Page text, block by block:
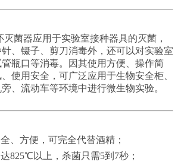
菌器应用于实验室接种器具的灭菌，
、镊子、剪刀消毒外，还可以对实验室
瓶口等消毒。因其使用方便、操作简
使用安全，可广泛应用于生物安全柜、
、流动车等环境中进行微生物实验。
、方便，可完全代替酒精；
825℃以上，杀菌只需5到7秒；